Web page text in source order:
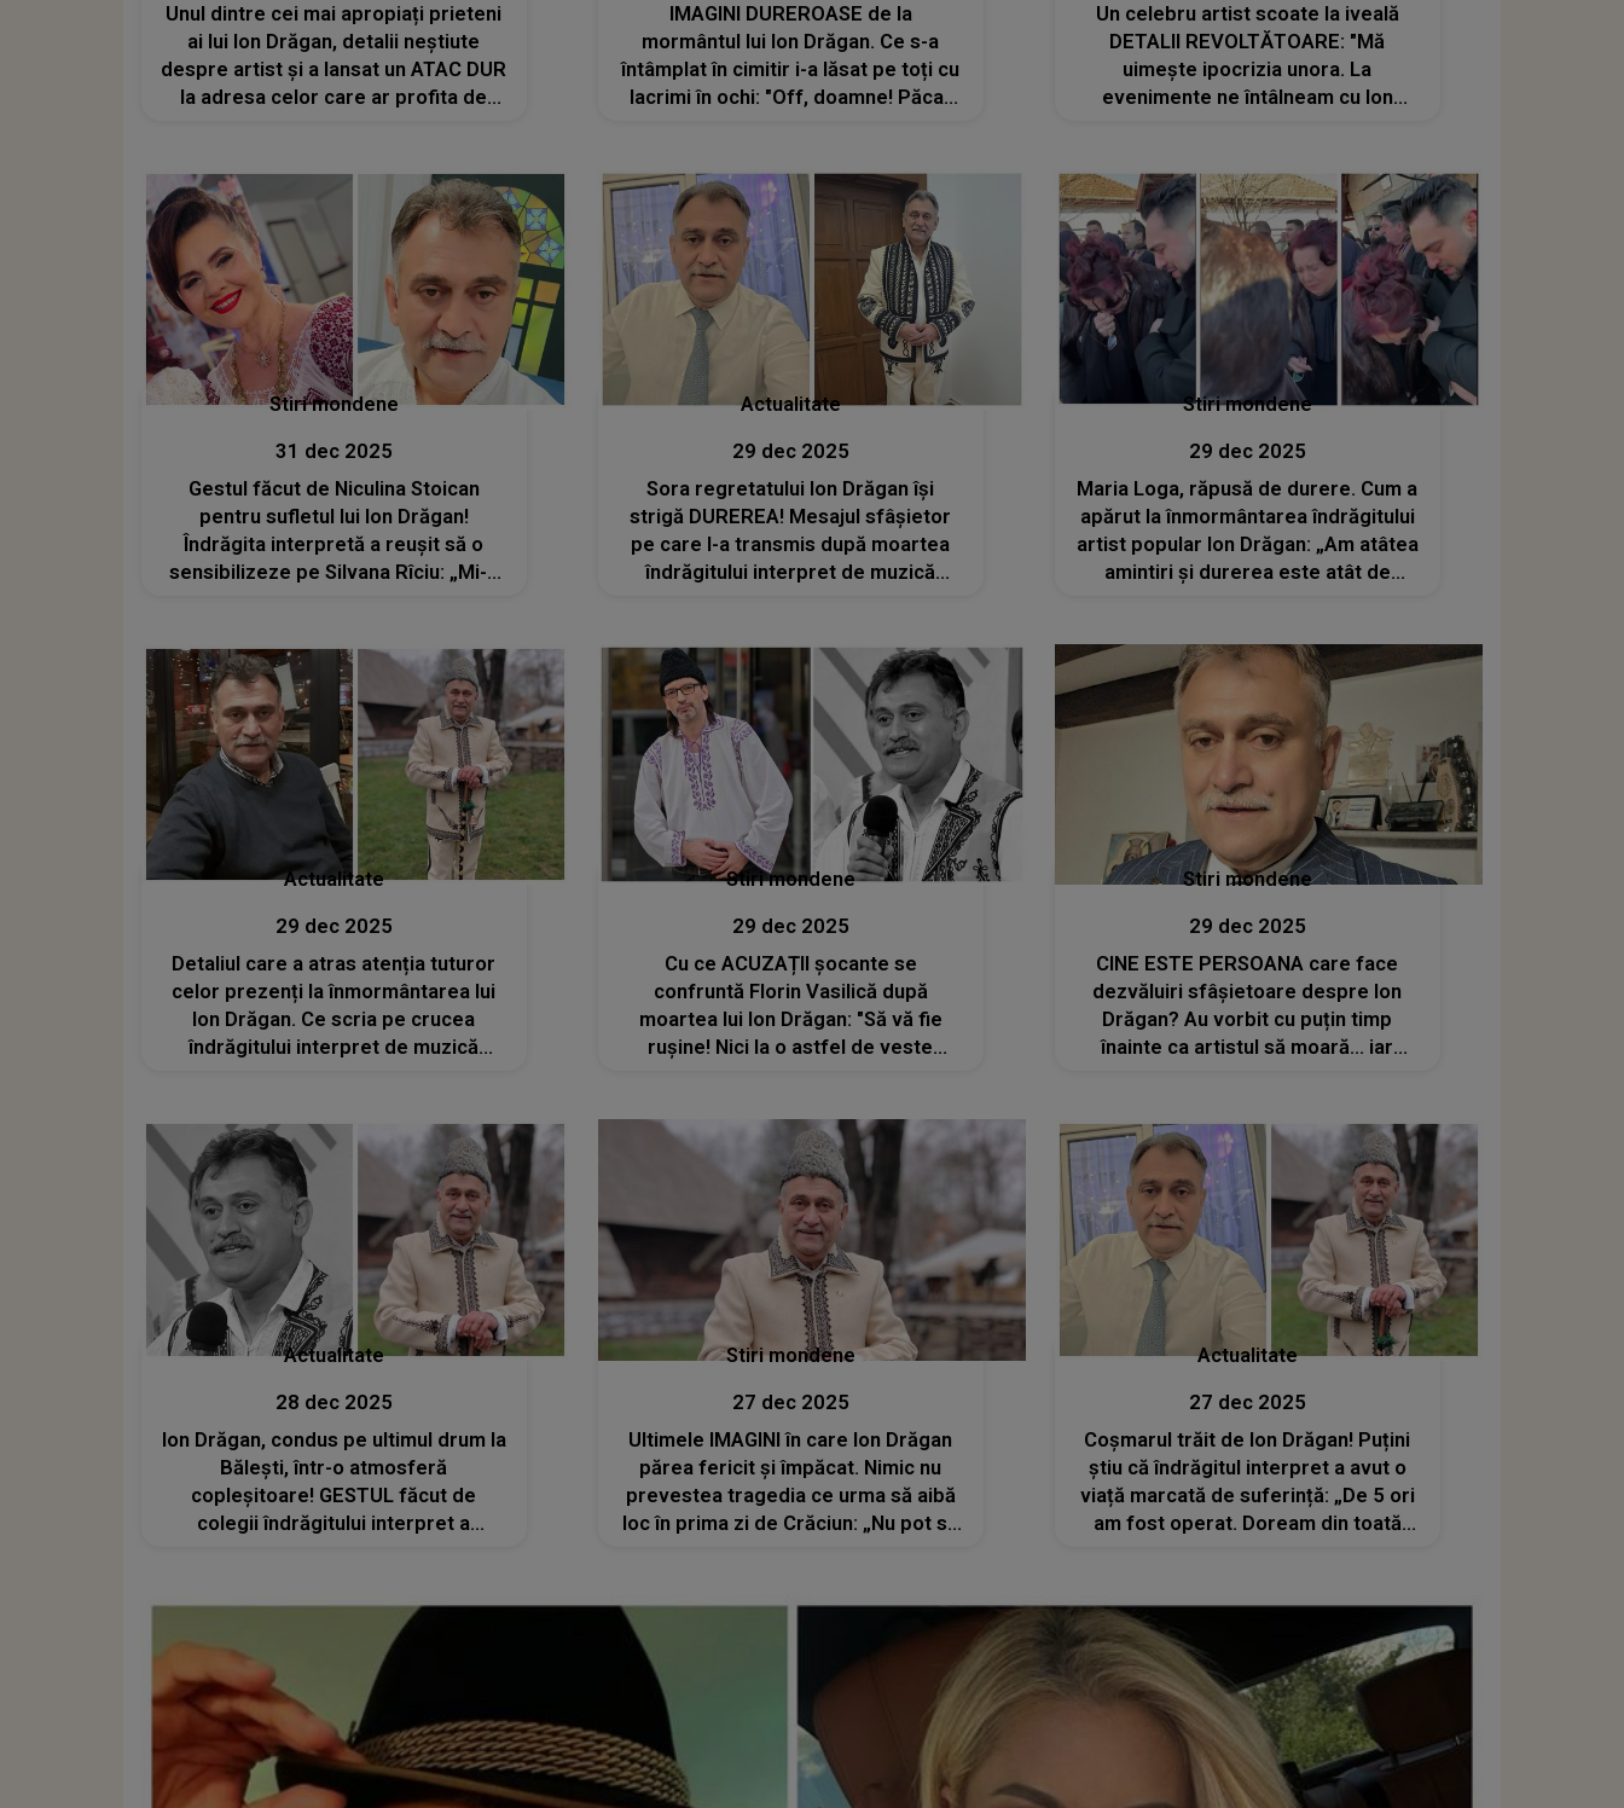
Unul dintre cei mai apropiați prieteni
ai lui Ion Drăgan, detalii neștiute
despre artist și a lansat un ATAC DUR
la adresa celor care ar profita de
acum aleargă după vizualizări și..."
IMAGINI DUREROASE de la
mormântul lui Ion Drăgan. Ce s-a
întâmplat în cimitir i-a lăsat pe toți cu
lacrimi în ochi: "Off, doamne! Păcat
Un celebru artist scoate la iveală
DETALII REVOLTĂTOARE: "Mă
uimește ipocrizia unora. La
evenimente ne întâlneam cu Ion
Adevărul pe care toți îl ignorau
Stiri mondene
31 dec 2025
Gestul făcut de Niculina Stoican
pentru sufletul lui Ion Drăgan!
Îndrăgita interpretă a reușit să o
sensibilizeze pe Silvana Rîciu: „Mi-a
om, cu un suflet cât un munte”
Actualitate
29 dec 2025
Sora regretatului Ion Drăgan își
strigă DUREREA! Mesajul sfâșietor
pe care l-a transmis după moartea
îndrăgitului interpret de muzică
Stiri mondene
29 dec 2025
Maria Loga, răpusă de durere. Cum a
apărut la înmormântarea îndrăgitului
artist popular Ion Drăgan: „Am atâtea
amintiri și durerea este atât de
nu el pe mine”
Actualitate
29 dec 2025
Detaliul care a atras atenția tuturor
celor prezenți la înmormântarea lui
Ion Drăgan. Ce scria pe crucea
îndrăgitului interpret de muzică
definitive de artist
Stiri mondene
29 dec 2025
Cu ce ACUZAȚII șocante se
confruntă Florin Vasilică după
moartea lui Ion Drăgan: "Să vă fie
rușine! Nici la o astfel de veste
Stiri mondene
29 dec 2025
CINE ESTE PERSOANA care face
dezvăluiri sfâșietoare despre Ion
Drăgan? Au vorbit cu puțin timp
înainte ca artistul să moară... iar
interpretări, momentul
CONVERSAȚIEI a fost făcut public
Actualitate
28 dec 2025
Ion Drăgan, condus pe ultimul drum la
Bălești, într-o atmosferă
copleșitoare! GESTUL făcut de
colegii îndrăgitului interpret a
Stiri mondene
27 dec 2025
Ultimele IMAGINI în care Ion Drăgan
părea fericit și împăcat. Nimic nu
prevestea tragedia ce urma să aibă
loc în prima zi de Crăciun: „Nu pot să
te ierte, Ioane!”
Actualitate
27 dec 2025
Coșmarul trăit de Ion Drăgan! Puțini
știu că îndrăgitul interpret a avut o
viață marcată de suferință: „De 5 ori
am fost operat. Doream din toată